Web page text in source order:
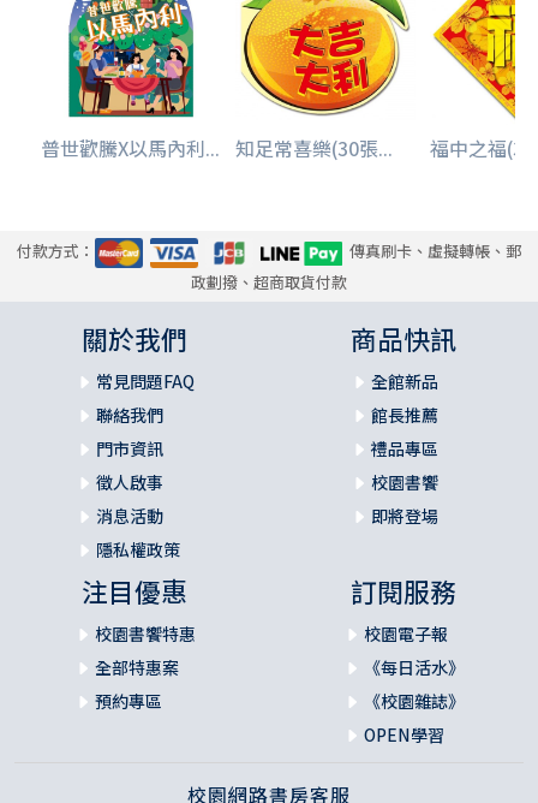
普世歡騰X以馬內利... 知足常喜樂(30張... 福中之福
付款方式：
傳真刷卡、虛擬轉帳、郵
政劃撥、超商取貨付款
關於我們
常見問題FAQ
聯絡我們
門市資訊
徵人啟事
消息活動
隱私權政策
商品快訊
全館新品
館長推薦
禮品專區
校園書饗
即將登場
注目優惠
校園書饗特惠
全部特惠案
預約專區
訂閱服務
校園電子報
《每日活水》
《校園雜誌》
OPEN學習
校園網路書房客服